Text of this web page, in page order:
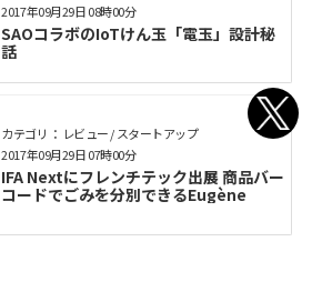
SAOコラボのIoTけん玉「電玉」設計秘
話
2017年09月29日 08時00分
カテゴリ： レビュー / スタートアップ
IFA Nextにフレンチテック出展 商品バー
コードでごみを分別できるEugène
2017年09月29日 07時00分